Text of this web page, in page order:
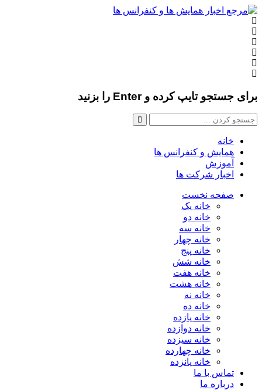
برای جستجو تایپ کرده و Enter را بزنید
خانه
همایش و کنفرانس ها
آموزش
اخبار شرکت ها
صفحه نخست
خانه یک
خانه دو
خانه سه
خانه چهار
خانه پنج
خانه شش
خانه هفت
خانه هشت
خانه نه
خانه ده
خانه یازده
خانه دوازده
خانه سیزده
خانه چهارده
خانه پانزده
تماس با ما
درباره ما